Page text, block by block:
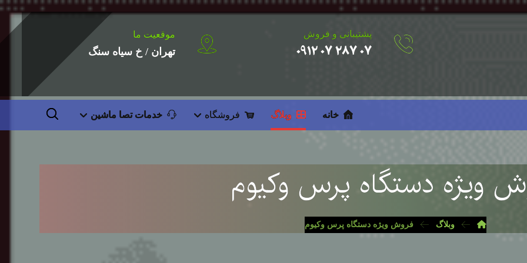
پشتیبانی و فروش
۰۷ ۲۸۷ ۰۷ ۰۹۱۲
موقعیت ما
تهران / خ سیاه سنگ
خانه وبلاگ فروشگاه خدمات تصا ماشین
ویژه دستگاه پرس وکیوم
وبلاگ فروش ویژه دستگاه پرس وکیوم